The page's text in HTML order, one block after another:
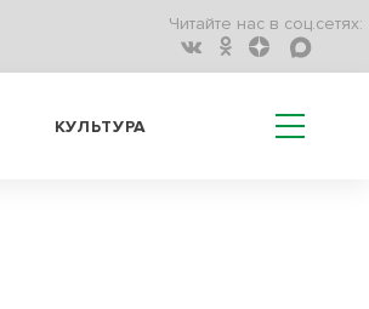
Читайте нас в соц.сетях:
КУЛЬТУРА